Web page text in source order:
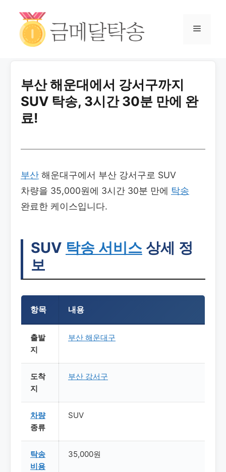
부산 해운대에서 강서구까지
SUV 탁송, 3시간 30분 만에 완
료!
부산 해운대구에서 부산 강서구로 SUV
차량을 35,000원에 3시간 30분 만에 탁송
완료한 케이스입니다.
SUV 탁송 서비스 상세 정
보
항목 내용
출발
지
부산 해운대구
도착
지
부산 강서구
차량
종류
SUV
탁송
비용
35,000원